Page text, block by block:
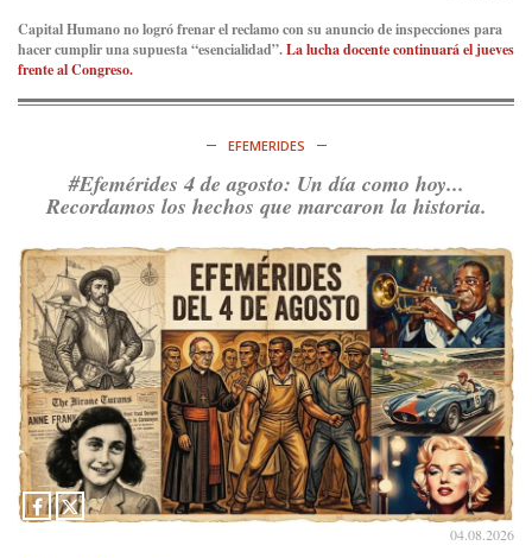
Capital Humano no logró frenar el reclamo con su anuncio de inspecciones para
hacer cumplir una supuesta “esencialidad”.La lucha docente continuará el jueves
frente al Congreso.
EFEMERIDES
#Efemérides 4 de agosto: Un día como hoy...
Recordamos los hechos que marcaron la historia.
04.08.2026